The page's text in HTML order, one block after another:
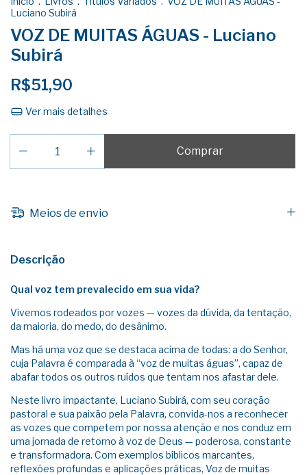
Luciano Subirá
VOZ DE MUITAS ÁGUAS - Luciano
Subirá
R$51,90
Ver mais detalhes
Meios de envio
Descrição
Qual voz tem prevalecido em sua vida?
Vivemos rodeados por vozes — vozes da dúvida, da tentação,
da maioria, do medo, do desânimo.
Mas há uma voz que se destaca acima de todas: a do Senhor,
cuja Palavra é comparada à “voz de muitas águas”, capaz de
abafar todos os outros ruídos que tentam nos afastar dele.
Neste livro impactante, Luciano Subirá, com seu coração
pastoral e sua paixão pela Palavra, convida-nos a reconhecer
as vozes que competem por nossa atenção e nos conduz em
uma jornada de retorno à voz de Deus — poderosa, constante
e transformadora. Com exemplos bíblicos marcantes,
reflexões profundas e aplicações práticas, Voz de muitas